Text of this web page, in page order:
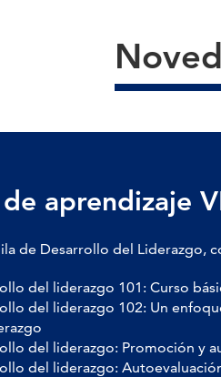
aprendizaje
de Desarrollo del Liderazgo,
del liderazgo 101: Curso
del liderazgo 102: Un
del liderazgo: Promoción y
del liderazgo: